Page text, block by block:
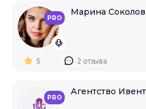
PRO
Марина
5 2 отзыва
PRO
Агентство